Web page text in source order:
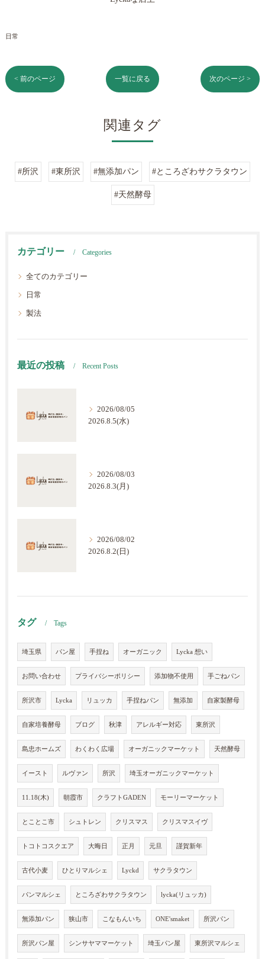
日常
< 前のページ 一覧に戻る 次のページ >
関連タグ
#所沢 #東所沢 #無添加パン #ところざわサクラタウン
#天然酵母
カテゴリー Categories
全てのカテゴリー
日常
製法
最近の投稿 Recent Posts
2026/08/05
2026.8.5(水)
2026/08/03
2026.8.3(月)
2026/08/02
2026.8.2(日)
タグ Tags
埼玉県 パン屋 手捏ね オーガニック Lycka 想い
お問い合わせ プライバシーポリシー 添加物不使用 手ごねパン
所沢市 Lycka リュッカ 手捏ねパン 無添加 自家製酵母
自家培養酵母 ブログ 秋津 アレルギー対応 東所沢
島忠ホームズ わくわく広場 オーガニックマーケット 天然酵母
イースト ルヴァン 所沢 埼玉オーガニックマーケット
11.18(木) 朝霞市 クラフトGADEN モーリーマーケット
とことこ市 シュトレン クリスマス クリスマスイヴ
トコトコスクエア 大晦日 正月 元旦 謹賀新年
古代小麦 ひとりマルシェ Lyckd サクラタウン
パンマルシェ ところざわサクラタウン lycka(リュッカ)
無添加パン 狭山市 こなもんいち ONE'smaket 所沢パン
所沢パン屋 シンサヤママーケット 埼玉パン屋 東所沢マルシェ